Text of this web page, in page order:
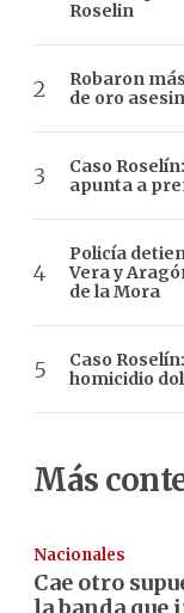
Roselin
Robaron
de oro
Caso
apunta a
Policía
Vera y
de la Mora
Caso
homicidio
Más
Nacionales
Cae otro